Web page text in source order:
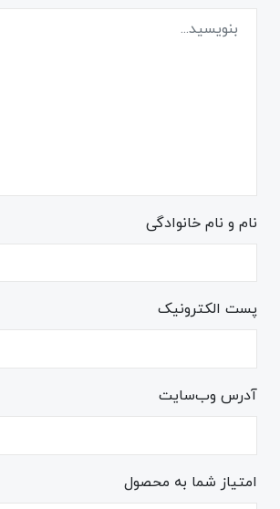
نام و نام خانوادگی
پست الکترونیک
آدرس وب‌سایت
امتیاز شما به محصول